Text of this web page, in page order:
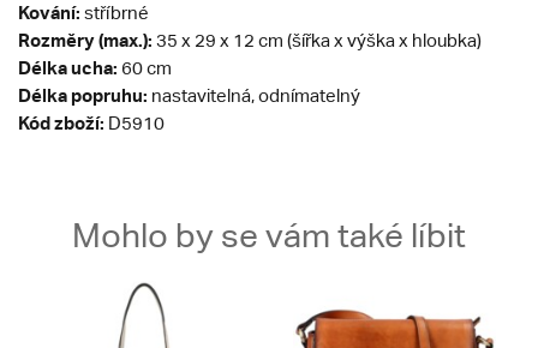
Kování: stříbrné
Rozměry (max.): 35 x 29 x 12 cm (šířka x výška x hloubka)
Délka ucha: 60 cm
Délka popruhu: nastavitelná, odnímatelný
Kód zboží: D5910
Mohlo by se vám také líbit